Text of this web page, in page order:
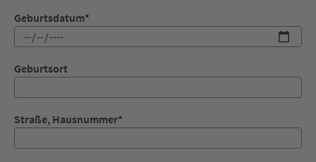
Geburtsdatum*
Geburtsort
Straße, Hausnummer*